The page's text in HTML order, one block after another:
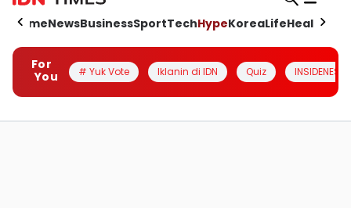
HomeNewsBusinessSportTechHypeKoreaLifeHealth
For
You
# Yuk Vote Iklanin di IDN Quiz INSIDENESIA